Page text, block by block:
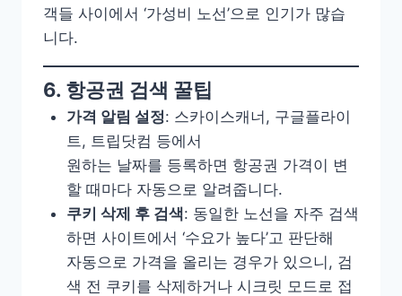
객들 사이에서 ‘가성비 노선’으로 인기가 많습
니다.
6. 항공권 검색 꿀팁
가격 알림 설정: 스카이스캐너, 구글플라이
트, 트립닷컴 등에서
원하는 날짜를 등록하면 항공권 가격이 변
할 때마다 자동으로 알려줍니다.
쿠키 삭제 후 검색: 동일한 노선을 자주 검색
하면 사이트에서 ‘수요가 높다’고 판단해
자동으로 가격을 올리는 경우가 있으니, 검
색 전 쿠키를 삭제하거나 시크릿 모드로 접